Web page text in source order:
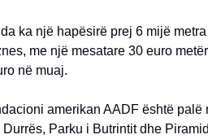
ka një hapësirë prej 6 mijë
me një mesatare 30 euro
në muaj.
amerikan AADF është palë
Parku i Butrintit dhe